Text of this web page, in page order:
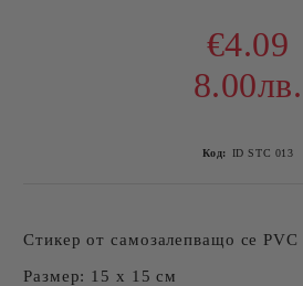
€4.09
8.00лв.
Код: ID STC 013
Стикер от самозалепващо се PVC
Размер: 15 x 15 см